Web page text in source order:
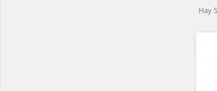
Hay